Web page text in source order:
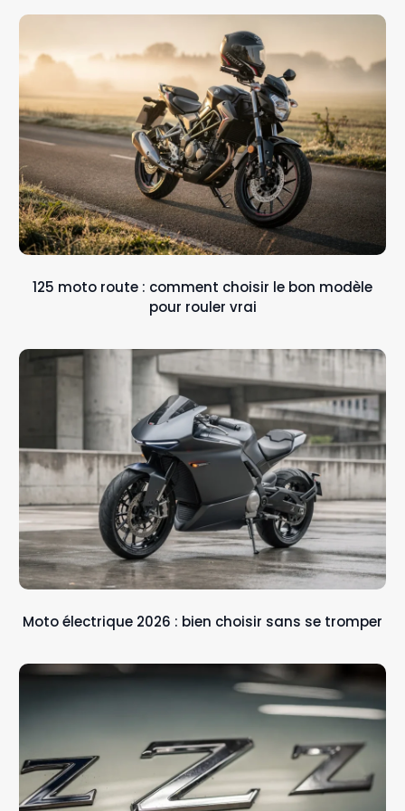
125 moto route : comment choisir le bon modèle
pour rouler vrai
Moto électrique 2026 : bien choisir sans se tromper